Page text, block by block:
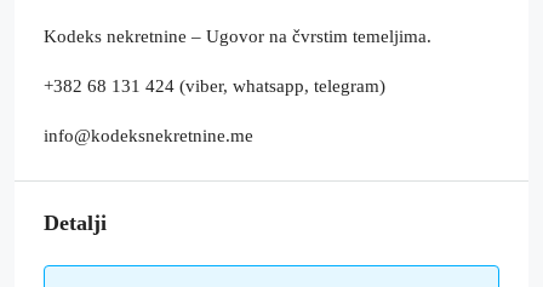
Kodeks nekretnine – Ugovor na čvrstim temeljima.
+382 68 131 424 (viber, whatsapp, telegram)
info@kodeksnekretnine.me
Detalji